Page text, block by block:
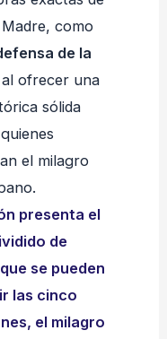
como
de la
ofrecer una
sólida
el milagro
presenta el
de
se pueden
las cinco
el milagro